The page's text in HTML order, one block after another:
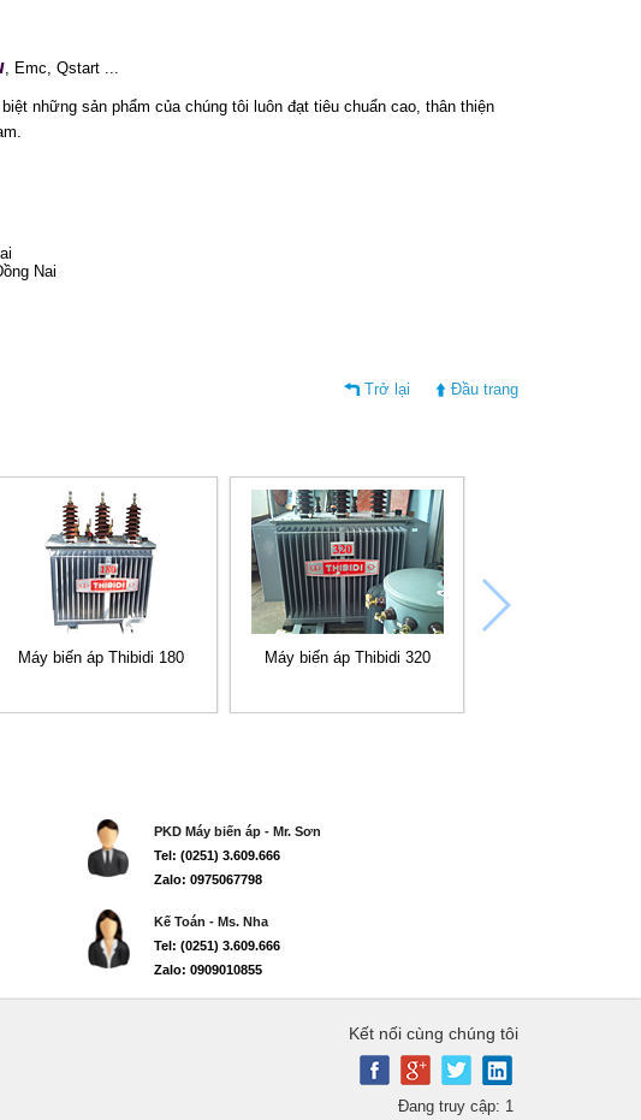
, Emc, Qstart ...
những sản phẩm của chúng tôi luôn đạt tiêu chuẩn cao, thân thiện
Nai
Trở lại Đầu trang
Máy biến áp Thibidi 180 Máy biến áp Thibidi 320
PKD Máy biến áp - Mr. Sơn
Tel: (0251) 3.609.666
Zalo: 0975067798
Kế Toán - Ms. Nha
Tel: (0251) 3.609.666
Zalo: 0909010855
Kết nối cùng chúng tôi
Đang truy cập: 1